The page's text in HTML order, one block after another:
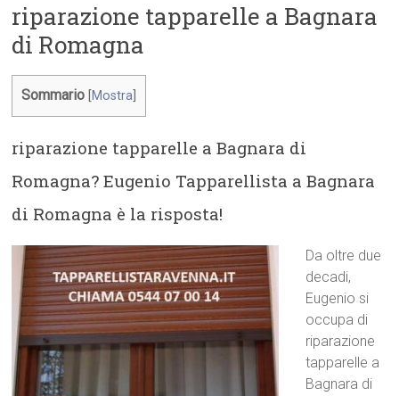
riparazione tapparelle a Bagnara
di Romagna
Sommario Mostra
riparazione tapparelle a Bagnara di
Romagna? Eugenio Tapparellista a Bagnara
di Romagna è la risposta!
Da oltre due
decadi,
Eugenio si
occupa di
riparazione
tapparelle a
Bagnara di